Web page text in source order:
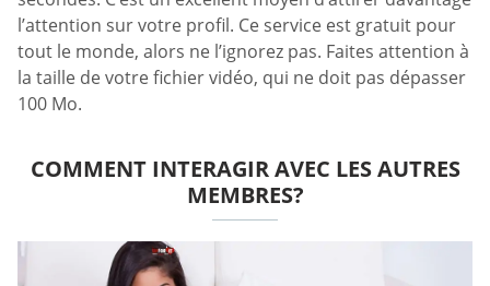
l’attention sur votre profil. Ce service est gratuit pour
tout le monde, alors ne l’ignorez pas. Faites attention à
la taille de votre fichier vidéo, qui ne doit pas dépasser
100 Mo.
COMMENT INTERAGIR AVEC LES AUTRES
MEMBRES?